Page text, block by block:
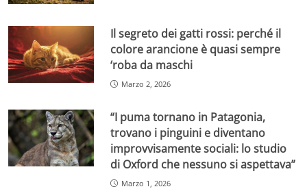
Il segreto dei gatti rossi: perché il
colore arancione è quasi sempre
‘roba da maschi
Marzo 2, 2026
“I puma tornano in Patagonia,
trovano i pinguini e diventano
improvvisamente sociali: lo studio
di Oxford che nessuno si aspettava”
Marzo 1, 2026